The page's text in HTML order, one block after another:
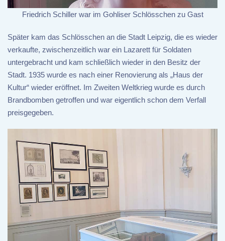
Friedrich Schiller war im Gohliser Schlösschen zu Gast
Später kam das Schlösschen an die Stadt Leipzig, die es wieder
verkaufte, zwischenzeitlich war ein Lazarett für Soldaten
untergebracht und kam schließlich wieder in den Besitz der
Stadt. 1935 wurde es nach einer Renovierung als „Haus der
Kultur“ wieder eröffnet. Im Zweiten Weltkrieg wurde es durch
Brandbomben getroffen und war eigentlich schon dem Verfall
preisgegeben.